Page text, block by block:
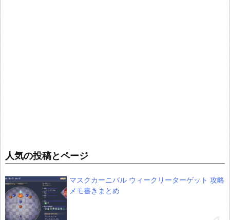
人気の投稿とページ
マスクカーニバル ウィークリーターゲット 攻略
メモ書きまとめ